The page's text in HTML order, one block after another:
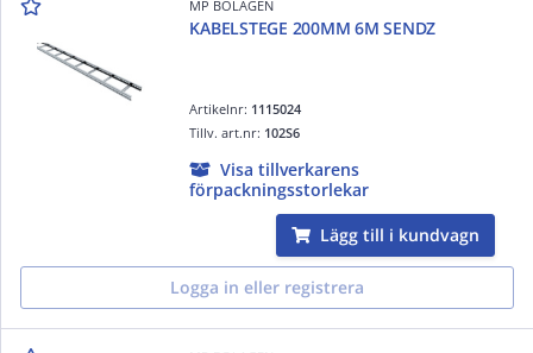
MP BOLAGEN
KABELSTEGE 200MM 6M SENDZ
Artikelnr: 1115024
Tillv. art.nr: 102S6
Visa tillverkarens
förpackningsstorlekar
Lägg till i kundvagn
Logga in eller registrera